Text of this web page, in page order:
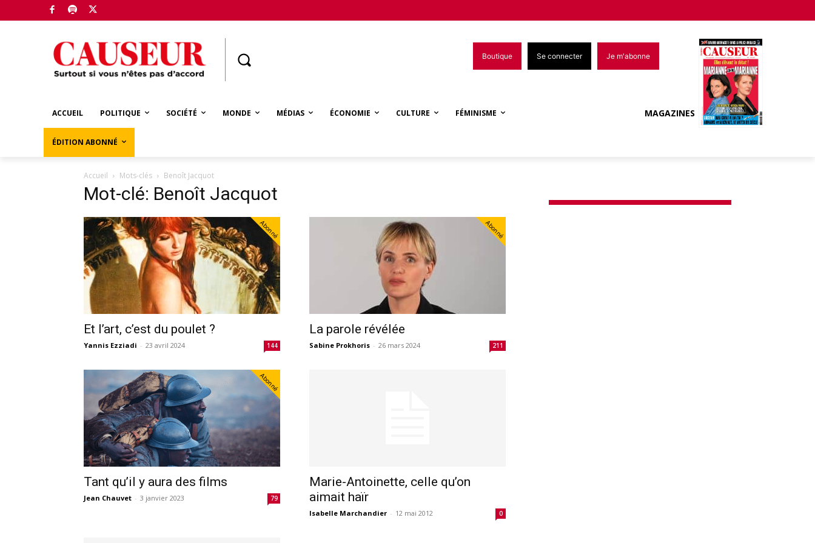
Boutique Se connecter Je m'abonne
ACCUEIL POLITIQUE SOCIÉTÉ MONDE MÉDIAS ÉCONOMIE CULTURE FÉMINISME
ÉDITION ABONNÉ
MAGAZINES
Accueil Mots-clés Benoît Jacquot
Mot-clé: Benoît Jacquot
Abonné
Et l’art, c’est du poulet ?
Yannis Ezziadi - 23 avril 2024 144
Abonné
La parole révélée
Sabine Prokhoris - 26 mars 2024 211
Abonné
Tant qu’il y aura des films
Jean Chauvet - 3 janvier 2023 79
Marie-Antoinette, celle qu’on
aimait haïr
Isabelle Marchandier - 12 mai 2012 0